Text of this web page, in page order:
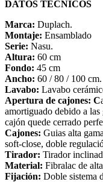
DATOS TÉCNICOS
Marca: Duplach.
Montaje: Ensamblado
Serie: Nasu.
Altura: 60 cm
Fondo: 45 cm
Ancho: 60 / 80 / 100 cm.
Lavabo: Lavabo
Apertura de cajones: C
amortiguado debido a
cajón quede cerrado
Cajones: Guias alta
soft-close, doble
Tirador: Tirador
Material: Fibralac de
Fijación: Doble sistema